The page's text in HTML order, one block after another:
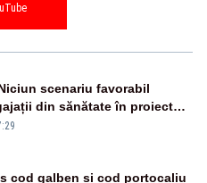
scenariu favorabil
din sănătate în proiectul
cod galben și cod portocaliu